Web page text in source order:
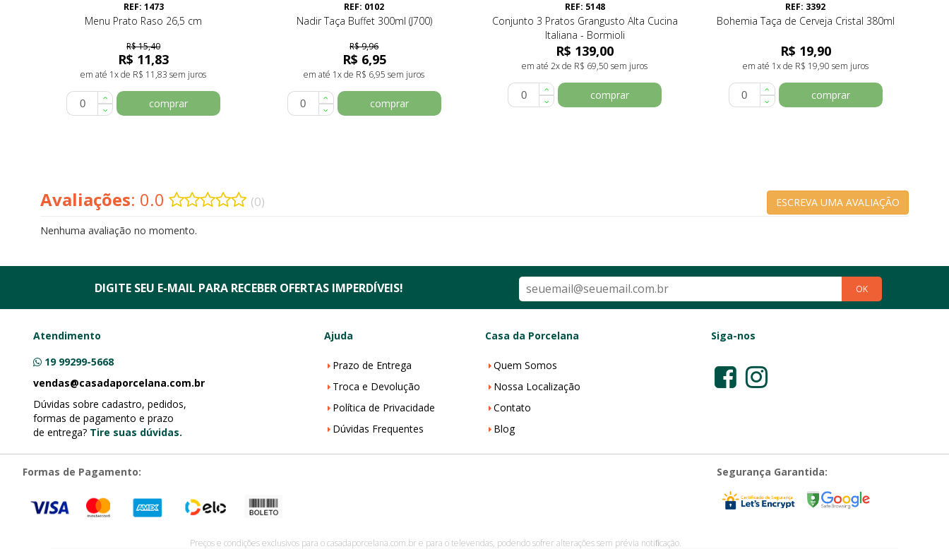
REF: 1473
Menu Prato Raso 26,5 cm
R$ 15,40
R$ 11,83
em até 1x de R$ 11,83 sem juros
comprar
REF: 0102
Nadir Taça Buffet 300ml (J700)
R$ 9,96
R$ 6,95
em até 1x de R$ 6,95 sem juros
comprar
REF: 5148
Conjunto 3 Pratos Grangusto Alta Cucina
Italiana - Bormioli
R$ 139,00
em até 2x de R$ 69,50 sem juros
comprar
REF: 3392
Bohemia Taça de Cerveja Cristal 380ml
R$ 19,90
em até 1x de R$ 19,90 sem juros
comprar
Avaliações: 0.0 (0) ESCREVA UMA AVALIAÇÃO
Nenhuma avaliação no momento.
DIGITE SEU E-MAIL PARA RECEBER OFERTAS IMPERDÍVEIS! OK
Atendimento
19 99299-5668
vendas@casadaporcelana.com.br
Dúvidas sobre cadastro, pedidos,
formas de pagamento e prazo
de entrega? Tire suas dúvidas.
Ajuda
Prazo de Entrega
Troca e Devolução
Política de Privacidade
Dúvidas Frequentes
Casa da Porcelana
Quem Somos
Nossa Localização
Contato
Blog
Siga-nos
Formas de Pagamento: Segurança Garantida:
Preços e condições exclusivos para o casadaporcelana.com.br e para o televendas, podendo sofrer alterações sem prévia notiﬁcação.